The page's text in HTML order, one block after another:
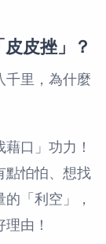
皮挫」？
千里，為什麼
口」功力！
點怕怕、想找
「利空」，
由！